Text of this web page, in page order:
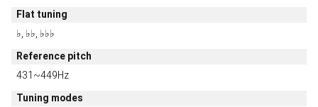
Flat tuning
♭, ♭♭, ♭♭♭
Reference pitch
431~449Hz
Tuning modes